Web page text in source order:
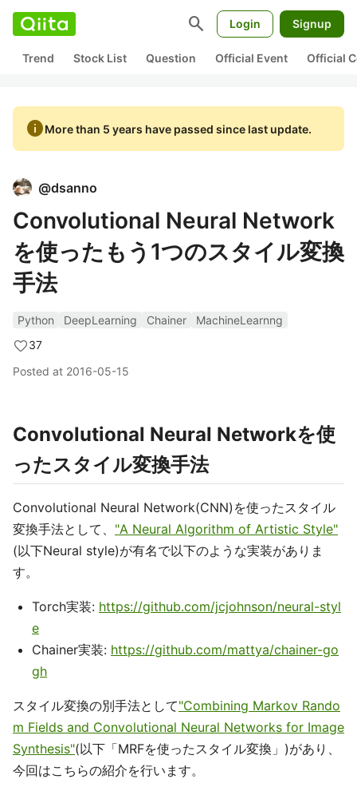
search Login Signup
Trend Stock List Question Official Event Official
infoMore than 5 years have passed since last update.
@dsanno
Convolutional Neural Network
を使ったもう1つのスタイル変換
手法
Python DeepLearning Chainer
MachineLearnng
37
Posted at 2016-05-15
Convolutional Neural Networkを使
ったスタイル変換手法
Convolutional Neural Network(CNN)を使ったスタイル
変換手法として、 "A Neural Algorithm of Artistic Style"
(以下Neural style)が有名で以下のような実装がありま
す。
Torch実装: https://github.com/jcjohnson/neural-styl
e
Chainer実装: https://github.com/mattya/chainer-go
gh
スタイル変換の別手法として"Combining Markov Rando
m Fields and Convolutional Neural Networks for Image
Synthesis"(以下「MRFを使ったスタイル変換」)があり、
今回はこちらの紹介を行います。